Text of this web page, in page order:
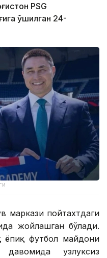
PSG
қўшилган 24-
маркази пойтахтдаги
жойлашган бўлади.
ёпиқ футбол майдони
узлуксиз